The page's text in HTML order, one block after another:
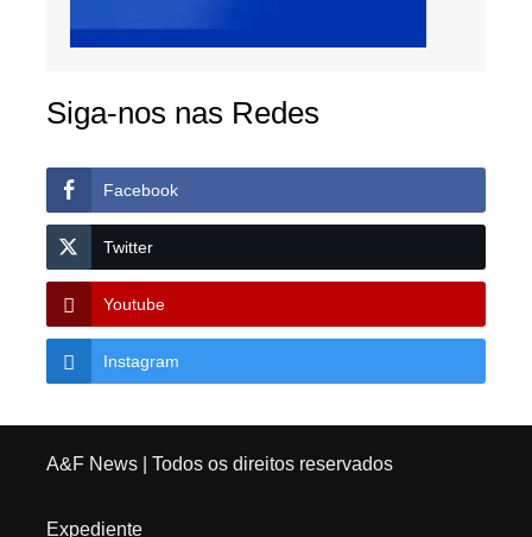
Siga-nos nas Redes
Facebook
Twitter
Youtube
Instagram
A&F News| Todos os direitos reservados
Expediente